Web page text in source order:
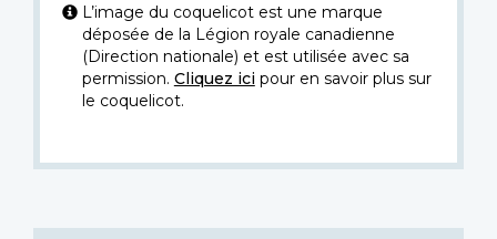
L’image du coquelicot est une marque
déposée de la Légion royale canadienne
(Direction nationale) et est utilisée avec sa
permission. Cliquez icipour en savoir plus sur
le coquelicot.